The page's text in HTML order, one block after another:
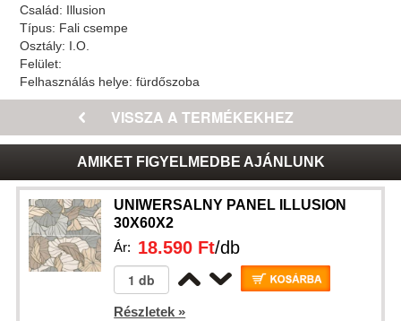
Család: Illusion
Típus: Fali csempe
Osztály: I.O.
Felület:
Felhasználás helye:fürdőszoba
AMIKET FIGYELMEDBE AJÁNLUNK
UNIWERSALNY PANEL ILLUSION
30X60X2
Ár: 18.590 Ft/db
Részletek »